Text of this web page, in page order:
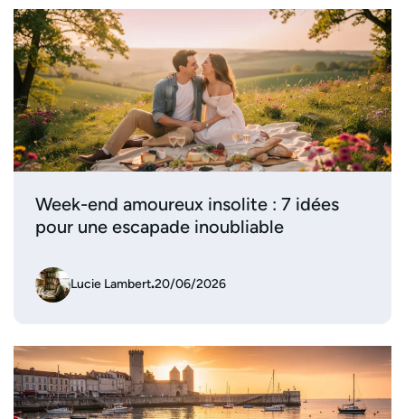
Week-end amoureux insolite : 7 idées
pour une escapade inoubliable
Lucie Lambert.20/06/2026